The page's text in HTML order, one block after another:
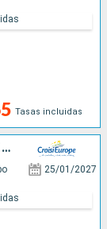
Tasas incluidas
SAFARI-CROISIÈRE AU FIL DU ZAMBÈZE - AFRIQUE DU SUD, BOTSWANA, NAMIBIE, ZIMBABWE AVEC PRÉ-PROGRAMME "LA PÉNINSULE DU CAP"
25/01/2027